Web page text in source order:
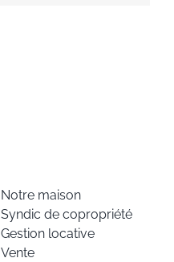
Notre maison
Syndic de copropriété
Gestion locative
Vente